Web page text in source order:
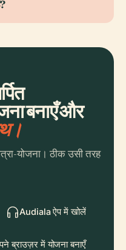
बनाएँ और
योजना। ठीक उसी तरह
Audiala ऐप में खोलें
ब्राउज़र में योजना बनाएँ